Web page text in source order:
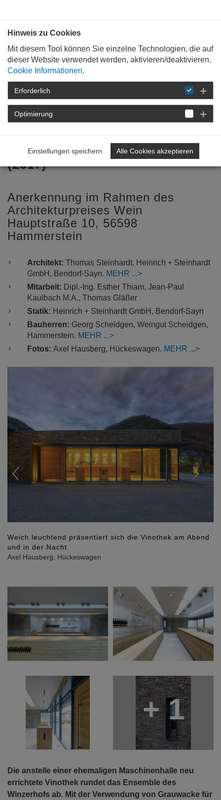
STARTSEITE
WEIN &
ARCHITEKTUR
2022
VINOTHEK IN
HAMMERSTEIN
Vinothek in Hammerstein
(2017)
Anerkennung im Rahmen des
Architekturpreises Wein
Hauptstraße 10, 56598
Hammerstein
Architekt: Thomas Steinhardt, Heinrich + Steinhardt
GmbH, Bendorf-Sayn. MEHR
Mitarbeit: Dipl.-Ing. Esther Thiam, Jean-Paul
Kaulbach M.A., Thomas Gläßer
Statik: Heinrich + Steinhardt GmbH, Bendorf-Sayn
Bauherren: Georg Scheidgen, Weingut Scheidgen,
Hammerstein. MEHR
Fotos: Axel Hausberg, Hückeswagen. MEHR
Weich leuchtend präsentiert sich die Vinothek am Abend
und in der Nacht
Axel Hausberg, Hückeswagen
+ 1
Die anstelle einer ehemaligen Maschinenhalle neu
errichtete Vinothek rundet das Ensemble des
Winzerhofs ab. Mit der Verwendung von Grauwacke für
Hinweis zu Cookies
Mit diesem Tool können Sie einzelne Technologien, die auf
dieser Website verwendet werden, aktivieren/deaktivieren.
Cookie Informationen.
Erforderlich
Optimierung
Einstellungen speichern Alle Cookies akzeptieren